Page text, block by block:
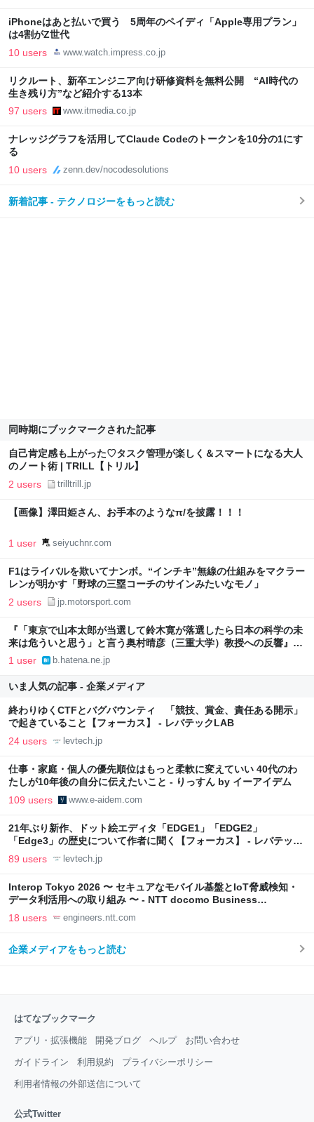
iPhoneはあと払いで買う 5周年のペイディ「Apple専用プラン」
は4割がZ世代
10 users www.watch.impress.co.jp
リクルート、新卒エンジニア向け研修資料を無料公開 “AI時代の
生き残り方”など紹介する13本
97 users www.itmedia.co.jp
ナレッジグラフを活用してClaude Codeのトークンを10分の1にす
る
10 users zenn.dev/nocodesolutions
新着記事 - テクノロジーをもっと読む
同時期にブックマークされた記事
自己肯定感も上がった♡タスク管理が楽しく＆スマートになる大人
のノート術 | TRILL【トリル】
2 users trilltrill.jp
【画像】澤田姫さん、お手本のようなπ/を披露！！！
1 user seiyuchnr.com
F1はライバルを欺いてナンボ。“インチキ”無線の仕組みをマクラー
レンが明かす「野球の三塁コーチのサインみたいなモノ」
2 users jp.motorsport.com
『「東京で山本太郎が当選して鈴木寛が落選したら日本の科学の未
来は危ういと思う」と言う奥村晴彦（三重大学）教授への反響』へ
のコメント
1 user b.hatena.ne.jp
いま人気の記事 - 企業メディア
終わりゆくCTFとバグバウンティ 「競技、賞金、責任ある開示」
で起きていること【フォーカス】 - レバテックLAB
24 users levtech.jp
仕事・家庭・個人の優先順位はもっと柔軟に変えていい 40代のわ
たしが10年後の自分に伝えたいこと - りっすん by イーアイデム
109 users www.e-aidem.com
21年ぶり新作、ドット絵エディタ「EDGE1」「EDGE2」
「Edge3」の歴史について作者に聞く【フォーカス】 - レバテック
LAB
89 users levtech.jp
Interop Tokyo 2026 〜 セキュアなモバイル基盤とIoT脅威検知・
データ利活用への取り組み 〜 - NTT docomo Business
Engineers' Blog
18 users engineers.ntt.com
企業メディアをもっと読む
はてなブックマーク
アプリ・拡張機能 開発ブログ ヘルプ お問い合わせ
ガイドライン 利用規約 プライバシーポリシー
利用者情報の外部送信について
公式Twitter